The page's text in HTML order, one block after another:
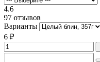
4.6
97 отзывов
Варианты
6 ₽